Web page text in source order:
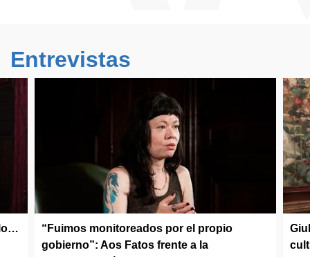
Entrevistas
“Fuimos monitoreados por el propio
gobierno”: Aos Fatos frente a la